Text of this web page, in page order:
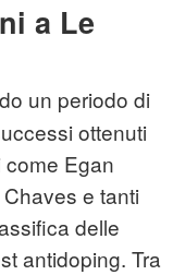
a Le
un periodo di
ottenuti
come Egan
e tanti
delle
antidoping. Tra